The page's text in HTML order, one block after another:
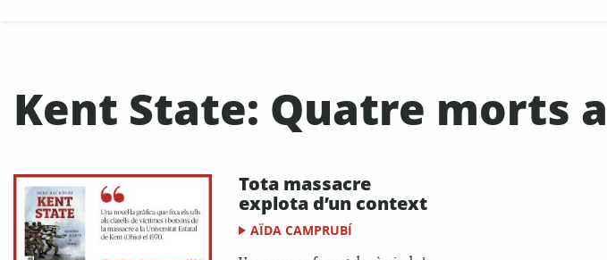
Kent State: Quatre morts
Tota massacre
explota d’un context
AÏDA CAMPRUBÍ